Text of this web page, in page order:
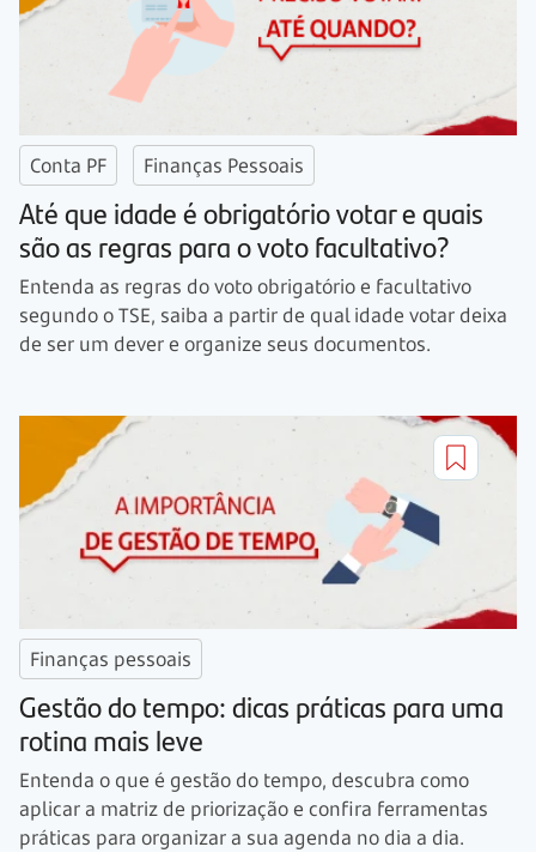
Conta PF Finanças Pessoais
Até que idade é obrigatório votar e quais
são as regras para o voto facultativo?
Entenda as regras do voto obrigatório e facultativo
segundo o TSE, saiba a partir de qual idade votar deixa
de ser um dever e organize seus documentos.
Finanças pessoais
Gestão do tempo: dicas práticas para uma
rotina mais leve
Entenda o que é gestão do tempo, descubra como
aplicar a matriz de priorização e confira ferramentas
práticas para organizar a sua agenda no dia a dia.